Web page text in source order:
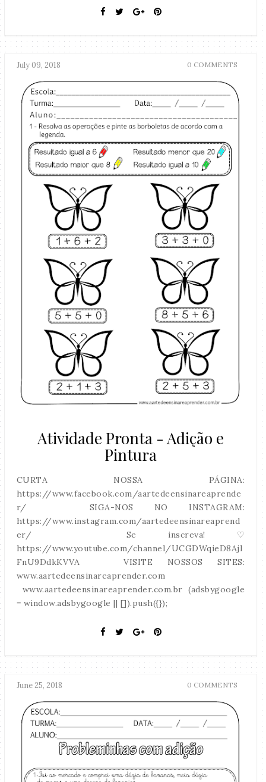
July 09, 2018 0 COMMENTS
Atividade Pronta - Adição e
Pintura
CURTA NOSSA PÁGINA:
https://www.facebook.com/aartedeensinareaprende
r/ SIGA-NOS NO INSTAGRAM:
https://www.instagram.com/aartedeensinareaprend
er/ Se inscreva! ♡
https://www.youtube.com/channel/UCGDWqieD8Ajl
FnU9DdkKVVA VISITE NOSSOS SITES:
www.aartedeensinareaprender.com
www.aartedeensinareaprender.com.br (adsbygoogle
= window.adsbygoogle || []).push({});
June 25, 2018 0 COMMENTS